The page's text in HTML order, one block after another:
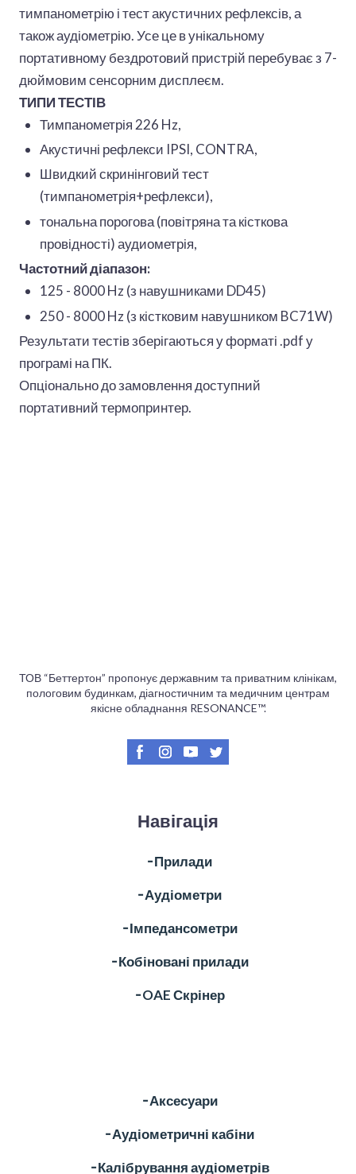
тимпанометрію і тест акустичних рефлексів, а
також аудіометрію. Усе це в унікальному
портативному бездротовий пристрій перебуває з 7-
дюймовим сенсорним дисплеєм.
ТИПИ ТЕСТІВ
Тимпанометрія 226 Hz,
Акустичні рефлекси IPSI, CONTRA,
Швидкий скринінговий тест
(тимпанометрія+рефлекси),
тональна порогова (повітряна та кісткова
провідності) аудиометрія,
Частотний діапазон:
125 - 8000 Hz (з навушниками DD45)
250 - 8000 Hz (з кістковим навушником BC71W)
Результати тестів зберігаються у форматі .pdf у
програмі на ПК.
Опціонально до замовлення доступний
портативний термопринтер.
ТОВ “Беттертон” пропонує державним та приватним клінікам,
пологовим будинкам, діагностичним та медичним центрам
якісне обладнання RESONANCE™.
Навігація
╶ Прилади
╶ Аудіометри
╶ Імпедансометри
╶ Кобіновані прилади
╶ OAE Скрінер
╶ Аксесуари
╶ Аудіометричні кабіни
╶ Калібрування аудіометрів